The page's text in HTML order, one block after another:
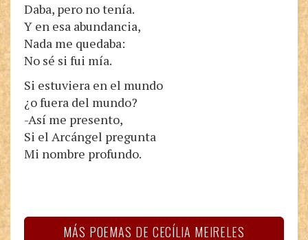
Daba, pero no tenía.
Y en esa abundancia,
Nada me quedaba:
No sé si fui mía.
Si estuviera en el mundo
¿o fuera del mundo?
-Así me presento,
Si el Arcángel pregunta
Mi nombre profundo.
MÁS POEMAS DE CECÍLIA MEIRELES